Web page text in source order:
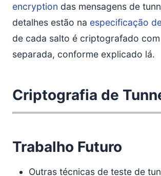
encryption das mensagens de
detalhes estão na especificação
de cada salto é criptografado
separada, conforme explicado lá.
Criptografia de
Trabalho Futuro
Outras técnicas de teste de